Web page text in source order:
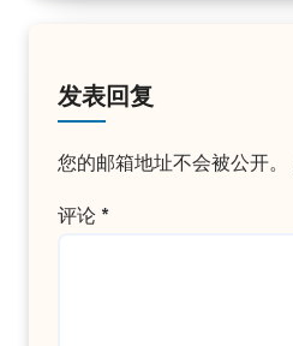
发表回复
您的邮箱地址不会被公开。
评论 *